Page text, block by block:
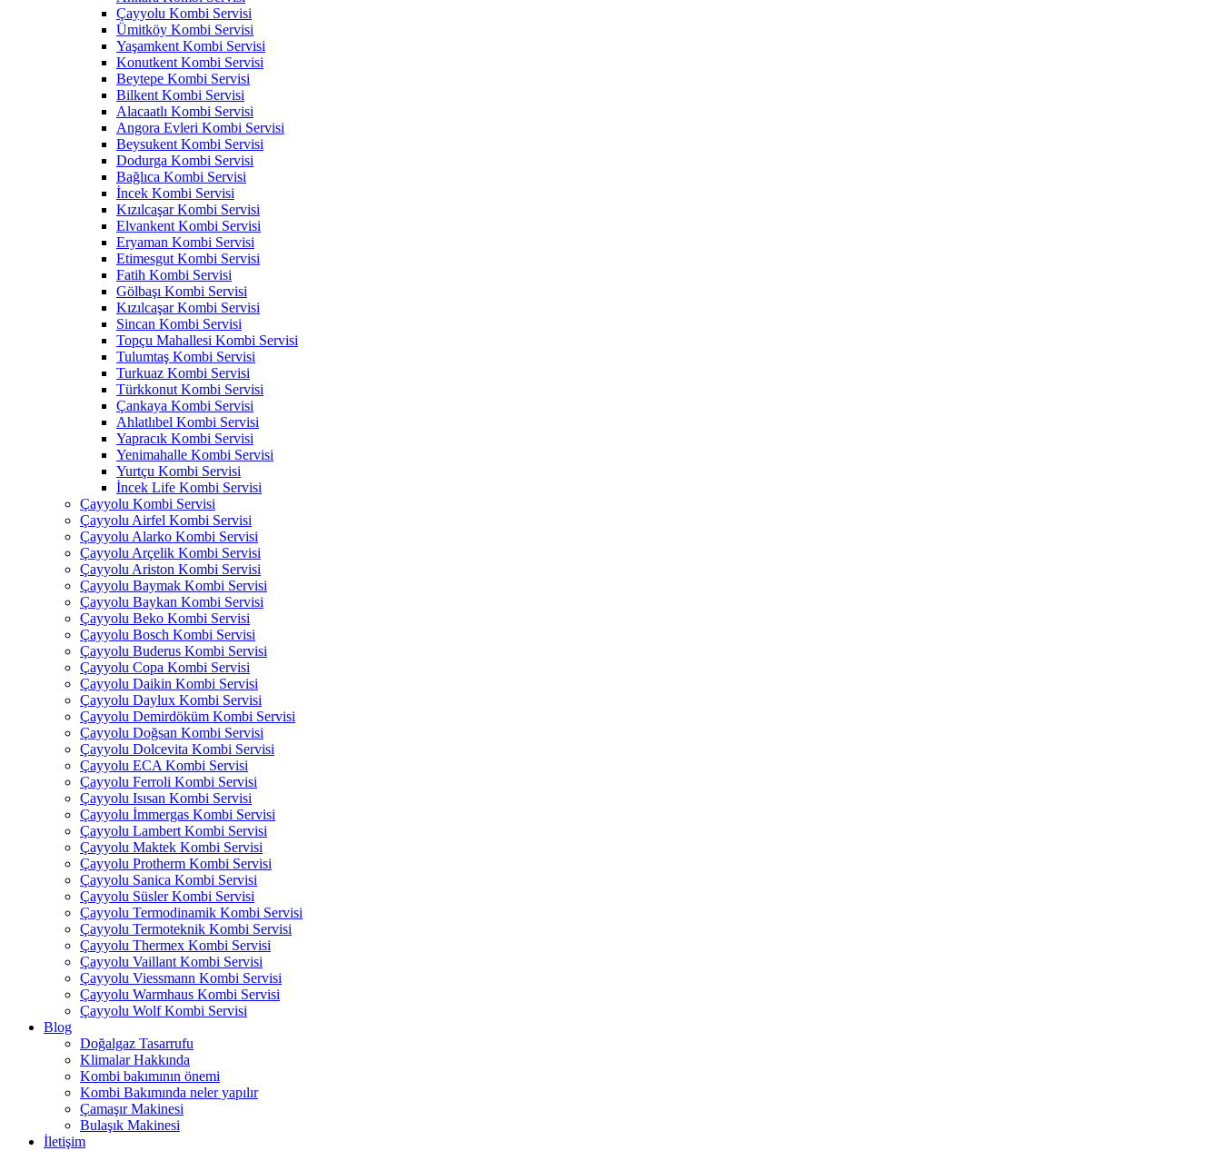
Çayyolu Kombi Servisi
Ümitköy Kombi Servisi
Yaşamkent Kombi Servisi
Konutkent Kombi Servisi
Beytepe Kombi Servisi
Bilkent Kombi Servisi
Alacaatlı Kombi Servisi
Angora Evleri Kombi Servisi
Beysukent Kombi Servisi
Dodurga Kombi Servisi
Bağlıca Kombi Servisi
İncek Kombi Servisi
Kızılcaşar Kombi Servisi
Elvankent Kombi Servisi
Eryaman Kombi Servisi
Etimesgut Kombi Servisi
Fatih Kombi Servisi
Gölbaşı Kombi Servisi
Kızılcaşar Kombi Servisi
Sincan Kombi Servisi
Topçu Mahallesi Kombi Servisi
Tulumtaş Kombi Servisi
Turkuaz Kombi Servisi
Türkkonut Kombi Servisi
Çankaya Kombi Servisi
Ahlatlıbel Kombi Servisi
Yapracık Kombi Servisi
Yenimahalle Kombi Servisi
Yurtçu Kombi Servisi
İncek Life Kombi Servisi
Çayyolu Kombi Servisi
Çayyolu Airfel Kombi Servisi
Çayyolu Alarko Kombi Servisi
Çayyolu Arçelik Kombi Servisi
Çayyolu Ariston Kombi Servisi
Çayyolu Baymak Kombi Servisi
Çayyolu Baykan Kombi Servisi
Çayyolu Beko Kombi Servisi
Çayyolu Bosch Kombi Servisi
Çayyolu Buderus Kombi Servisi
Çayyolu Copa Kombi Servisi
Çayyolu Daikin Kombi Servisi
Çayyolu Daylux Kombi Servisi
Çayyolu Demirdöküm Kombi Servisi
Çayyolu Doğsan Kombi Servisi
Çayyolu Dolcevita Kombi Servisi
Çayyolu ECA Kombi Servisi
Çayyolu Ferroli Kombi Servisi
Çayyolu Isısan Kombi Servisi
Çayyolu İmmergas Kombi Servisi
Çayyolu Lambert Kombi Servisi
Çayyolu Maktek Kombi Servisi
Çayyolu Protherm Kombi Servisi
Çayyolu Sanica Kombi Servisi
Çayyolu Süsler Kombi Servisi
Çayyolu Termodinamik Kombi Servisi
Çayyolu Termoteknik Kombi Servisi
Çayyolu Thermex Kombi Servisi
Çayyolu Vaillant Kombi Servisi
Çayyolu Viessmann Kombi Servisi
Çayyolu Warmhaus Kombi Servisi
Çayyolu Wolf Kombi Servisi
Blog
Doğalgaz Tasarrufu
Klimalar Hakkında
Kombi bakımının önemi
Kombi Bakımında neler yapılır
Çamaşır Makinesi
Bulaşık Makinesi
İletişim